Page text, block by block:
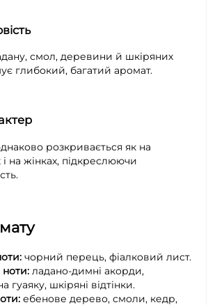
смол, деревини й шкіряних
глибокий, багатий аромат.
розкривається як на
і на жінках, підкреслюючи
чорний перець, фіалковий лист.
ноти: ладано-димні акорди,
гуаяку, шкіряні відтінки.
ебенове дерево, смоли, кедр,